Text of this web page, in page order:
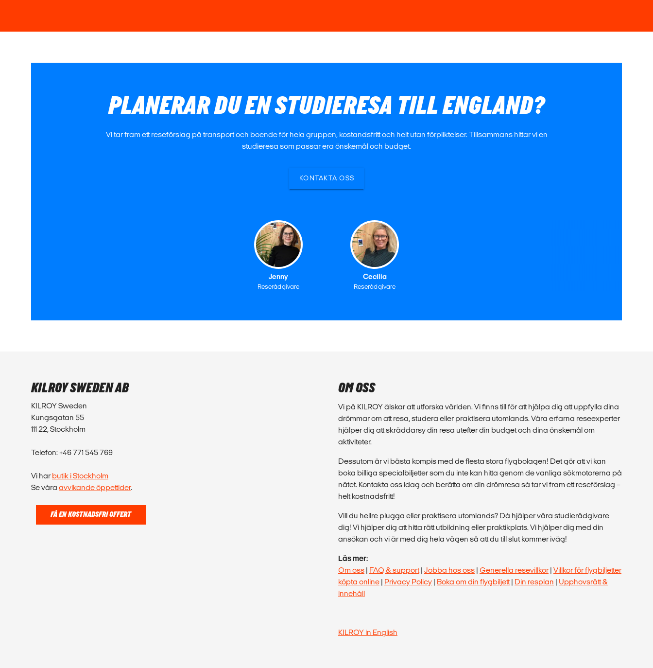
PLANERAR DU EN STUDIERESA TILL ENGLAND?
Vi tar fram ett reseförslag på transport och boende för hela gruppen, kostandsfritt och helt utan förpliktelser. Tillsammans hittar vi en
studieresa som passar era önskemål och budget.
KONTAKTA OSS
Jenny
Reserådgivare
Cecilia
Reserådgivare
KILROY SWEDEN AB
KILROY Sweden
Kungsgatan 55
111 22, Stockholm
Telefon: +46 771 545 769
Vi har butik i Stockholm
Se våra avvikande öppettider.
FÅ EN KOSTNADSFRI OFFERT
OM OSS
Vi på KILROY älskar att utforska världen. Vi finns till för att hjälpa dig att uppfylla dina
drömmar om att resa, studera eller praktisera utomlands. Våra erfarna reseexperter
hjälper dig att skräddarsy din resa utefter din budget och dina önskemål om
aktiviteter.
Dessutom är vi bästa kompis med de flesta stora flygbolagen! Det gör att vi kan
boka billiga specialbiljetter som du inte kan hitta genom de vanliga sökmotorerna på
nätet. Kontakta oss idag och berätta om din drömresa så tar vi fram ett reseförslag –
helt kostnadsfritt!
Vill du hellre plugga eller praktisera utomlands? Då hjälper våra studierådgivare
dig! Vi hjälper dig att hitta rätt utbildning eller praktikplats. Vi hjälper dig med din
ansökan och vi är med dig hela vägen så att du till slut kommer iväg!
Läs mer:
Om oss | FAQ & support| Jobba hos oss | Generella resevillkor | Villkor för flygbiljetter
köpta online | Privacy Policy | Boka om din flygbiljett| Din resplan | Upphovsrätt &
innehåll
KILROY in English